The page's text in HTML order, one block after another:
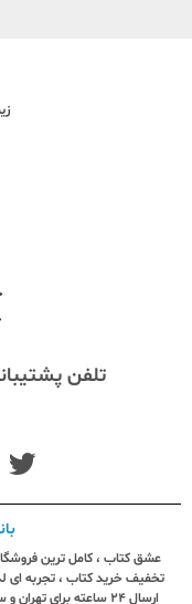
تلفن
عشق کتاب ، کامل ترین
تخفیف خرید کتاب ، تجربه ای
ارسال ٢٤ ساعته برای